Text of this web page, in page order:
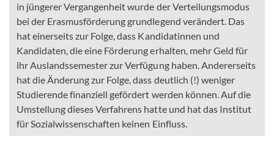
in jüngerer Vergangenheit wurde der Verteilungsmodus
bei der Erasmusförderung grundlegend verändert. Das
hat einerseits zur Folge, dass Kandidatinnen und
Kandidaten, die eine Förderung erhalten, mehr Geld für
ihr Auslandssemester zur Verfügung haben. Andererseits
hat die Änderung zur Folge, dass deutlich (!) weniger
Studierende finanziell gefördert werden können. Auf die
Umstellung dieses Verfahrens hatte und hat das Institut
für Sozialwissenschaften keinen Einfluss.